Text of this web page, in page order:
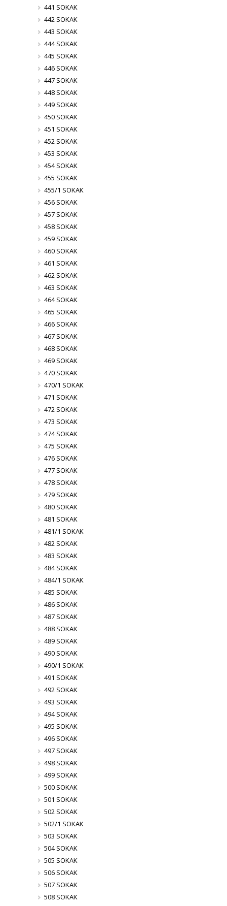
441 SOKAK
442 SOKAK
443 SOKAK
444 SOKAK
445 SOKAK
446 SOKAK
447 SOKAK
448 SOKAK
449 SOKAK
450 SOKAK
451 SOKAK
452 SOKAK
453 SOKAK
454 SOKAK
455 SOKAK
455/1 SOKAK
456 SOKAK
457 SOKAK
458 SOKAK
459 SOKAK
460 SOKAK
461 SOKAK
462 SOKAK
463 SOKAK
464 SOKAK
465 SOKAK
466 SOKAK
467 SOKAK
468 SOKAK
469 SOKAK
470 SOKAK
470/1 SOKAK
471 SOKAK
472 SOKAK
473 SOKAK
474 SOKAK
475 SOKAK
476 SOKAK
477 SOKAK
478 SOKAK
479 SOKAK
480 SOKAK
481 SOKAK
481/1 SOKAK
482 SOKAK
483 SOKAK
484 SOKAK
484/1 SOKAK
485 SOKAK
486 SOKAK
487 SOKAK
488 SOKAK
489 SOKAK
490 SOKAK
490/1 SOKAK
491 SOKAK
492 SOKAK
493 SOKAK
494 SOKAK
495 SOKAK
496 SOKAK
497 SOKAK
498 SOKAK
499 SOKAK
500 SOKAK
501 SOKAK
502 SOKAK
502/1 SOKAK
503 SOKAK
504 SOKAK
505 SOKAK
506 SOKAK
507 SOKAK
508 SOKAK